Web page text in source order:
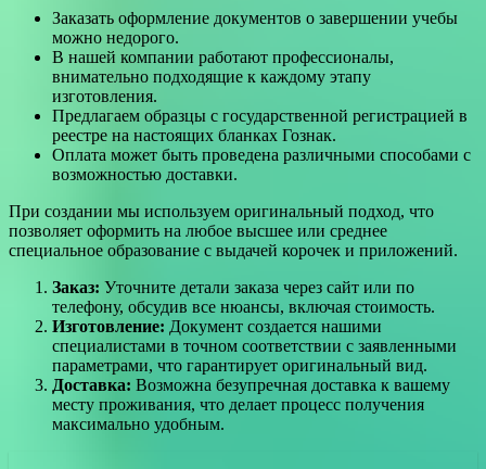
Заказать оформление документов о завершении учебы
можно недорого.
В нашей компании работают профессионалы,
внимательно подходящие к каждому этапу
изготовления.
Предлагаем образцы с государственной регистрацией в
реестре на настоящих бланках Гознак.
Оплата может быть проведена различными способами с
возможностью доставки.
При создании мы используем оригинальный подход, что
позволяет оформить на любое высшее или среднее
специальное образование с выдачей корочек и приложений.
Заказ: Уточните детали заказа через сайт или по
телефону, обсудив все нюансы, включая стоимость.
Изготовление: Документ создается нашими
специалистами в точном соответствии с заявленными
параметрами, что гарантирует оригинальный вид.
Доставка: Возможна безупречная доставка к вашему
месту проживания, что делает процесс получения
максимально удобным.